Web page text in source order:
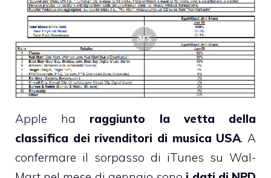
Apple ha raggiunto la vetta della
classifica dei rivenditori di musica USA. A
confermare il sorpasso di iTunes su Wal-